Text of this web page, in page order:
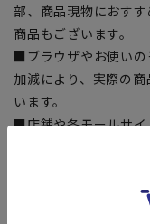
部、商品現物におす
商品もございます。
■ブラウザやお使いの
加減により、実際の
います。
■店舗や各モールサイ
上、ご注文いただい
を完了できない場合
■お急ぎ発送のご注
よってはお急ぎ発送